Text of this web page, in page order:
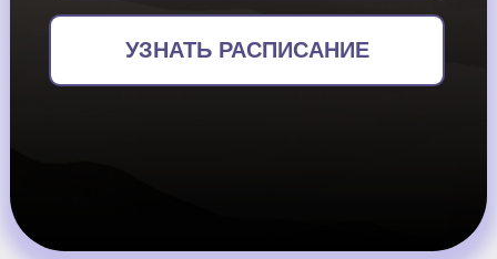
УЗНАТЬ РАСПИСАНИЕ